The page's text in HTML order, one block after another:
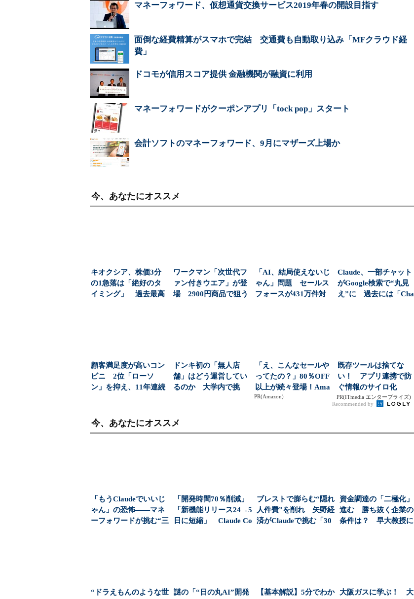
マネーフォワード、仮想通貨交換サービス2019年春の開設目指す
面倒な経費精算がスマホで完結 交通費も自動取り込み「MFクラウド経
費」
ドコモが信用スコア提供 金融機関が融資に利用
マネーフォワードがクーポンアプリ「tock pop」スタート
会計ソフトのマネーフォワード、9月にマザーズ上場か
今、あなたにオススメ
キオクシア、株価3分
の1急落は「絶好のタ
イミング」 過去最高
ワークマン「次世代フ
ァン付きウエア」が登
場 2900円商品で狙う
「AI、結局使えないじ
ゃん」問題 セールス
フォースが431万件対
Claude、一部チャット
がGoogle検索で“丸見
え”に 過去には「Cha
顧客満足度が高いコン
ビニ 2位「ローソ
ン」を抑え、11年連続
ドンキ初の「無人店
舗」はどう運営してい
るのか 大学内で挑
「え、こんなセールや
ってたの？」80％OFF
以上が続々登場！Ama
zonの本気が...
PR(Amazon)
既存ツールは捨てな
い！ アプリ連携で防
ぐ情報のサイロ化
PR(ITmedia エンタープライズ)
Recommended by
今、あなたにオススメ
「もうClaudeでいいじ
ゃん」の恐怖――マネ
ーフォワードが挑む“三
「開発時間70％削減」
「新機能リリース24→5
日に短縮」 Claude Co
ブレストで膨らむ“隠れ
人件費”を削れ 矢野経
済がClaudeで挑む「30
資金調達の「二極化」
進む 勝ち抜く企業の
条件は？ 早大教授に
“ドラえもんのような世 謎の「“日の丸AI”開発 【基本解説】5分でわか 大阪ガスに学ぶ！ 大